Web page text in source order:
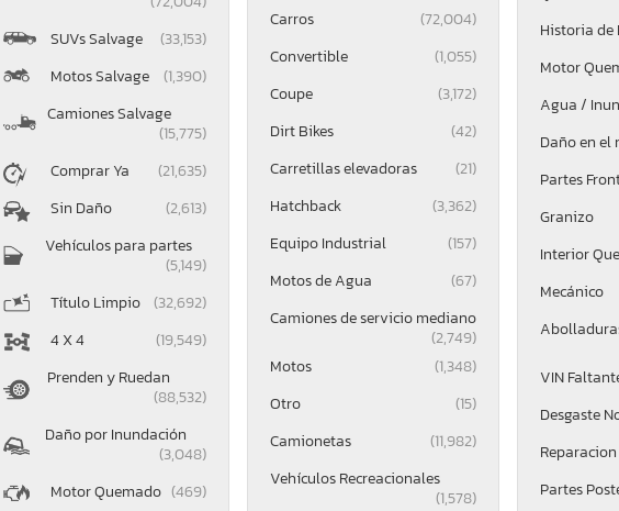
SUVs Salvage
(33,153)
Motos Salvage
(1,390)
Camiones Salvage
(15,775)
Comprar Ya
(21,635)
Sin Daño
(2,613)
Vehículos para partes
(5,149)
Título Limpio (32,692)
4 X 4
(19,549)
Prenden y Ruedan
(88,532)
Daño por Inundación
(3,048)
Motor Quemado (469)
Carros
(72,004)
Convertible
(1,055)
Coupe
(3,172)
Dirt Bikes
(42)
Carretillas elevadoras
(21)
Hatchback
(3,362)
Equipo Industrial
(157)
Motos de Agua
(67)
Camiones de servicio mediano
(2,749)
Motos
(1,348)
Otro
(15)
Camionetas
(11,982)
Vehículos Recreacionales
(1,578)
Historia de
Motor
Agua /
Daño en el
Partes
Granizo
Interior
Mecánico
VIN
Desgaste
Partes